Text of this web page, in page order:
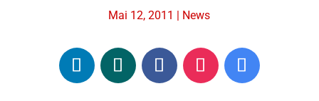
Mai 12, 2011 | News